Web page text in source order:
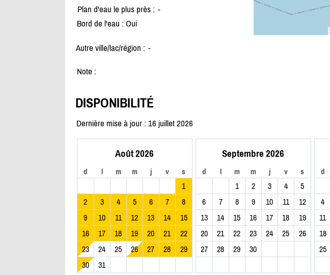
Plan d'eau le plus près : -
Bord de l'eau : Oui
Autre ville/lac/région : -
Note :
DISPONIBILITÉ
Dernière mise à jour : 16 juillet 2026
Août 2026
d l m m j v s
1
2
3 4 5 6 7
8
9
10 11 12 13 14
15
16
17 18 19 20 21
22
23
24 25 26 27 28
29
30
31
Septembre 2026
d l m m j v s
1 2 3 4
5
6
7 8 9 10 11
12
13
14 15 16 17 18
19
20
21 22 23 24 25
26
27
28 29 30
d
4
11
18
25